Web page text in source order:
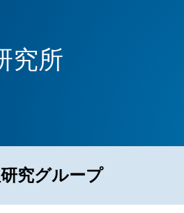
技術でつくる私たちの未来
究所
究グループ